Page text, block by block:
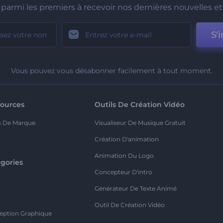
parmi les premiers à recevoir nos dernières nouvelles et
Vous pouvez vous désabonner facilement à tout moment.
De Marque
Graphique
Outils De Création Vidéo
Visualiseur De Musique Gratuit
Création D'animation
Animation Du Logo
Concepteur D'intro
Générateur De Texte Animé
Outil De Création Vidéo